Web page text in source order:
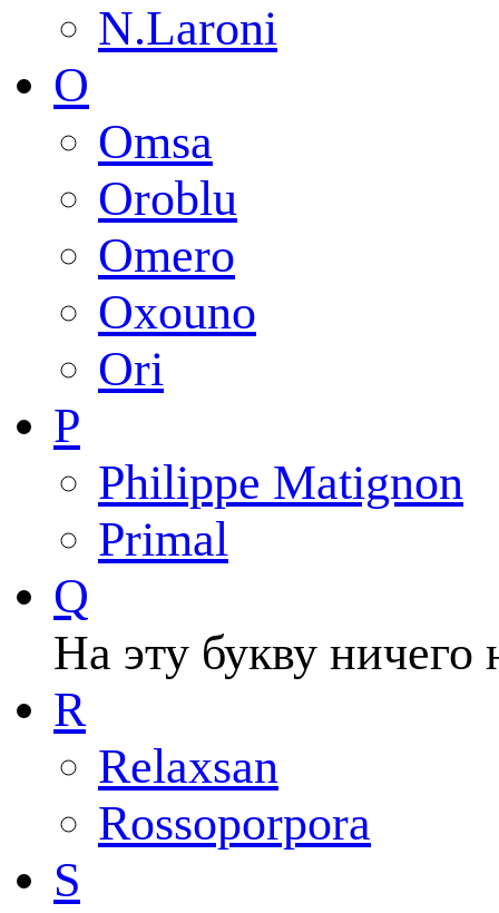
N.Laroni
O
Omsa
Oroblu
Omero
Oxouno
Ori
P
Philippe Matignon
Primal
Q
На эту букву ничего
R
Relaxsan
Rossoporpora
S